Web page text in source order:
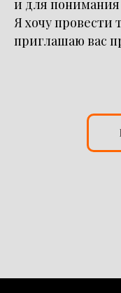
и для
Я хочу провести
приглашаю вас